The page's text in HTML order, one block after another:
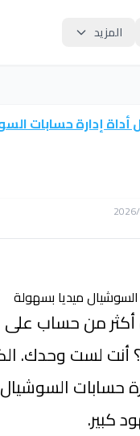
المزيد
إدارة حسابات
ميديا بسهولة
من حساب
أنت لست
حسابات
كبير.